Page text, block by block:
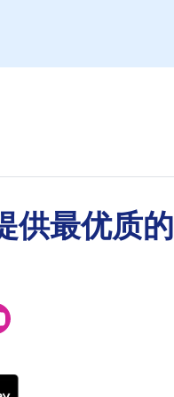
供最优质的